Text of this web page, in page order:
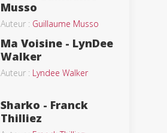
Musso
Auteur : Guillaume Musso
Ma Voisine - LynDee
Walker
Auteur : Lyndee Walker
Sharko - Franck
Thilliez